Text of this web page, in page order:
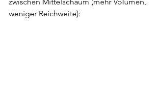
weniger Reichweite):